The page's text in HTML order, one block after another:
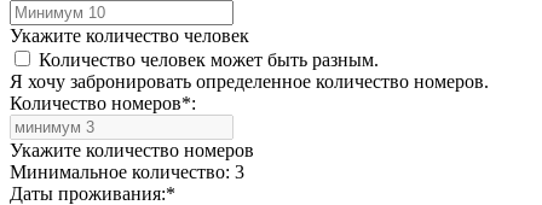
Укажите количество человек
Количество человек может быть разным.
Я хочу забронировать определенное количество номеров.
Количество номеров*:
Укажите количество номеров
Минимальное количество: 3
Даты проживания:*